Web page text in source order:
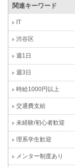
関連キーワード
IT
渋谷区
週1日
週3日
時給1000円以上
交通費支給
未経験/初心者歓迎
理系学生歓迎
メンター制度あり